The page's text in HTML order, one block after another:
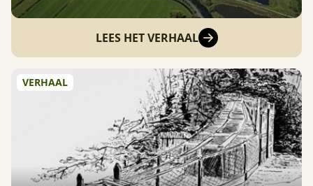
LEES HET VERHAAL
VERHAAL